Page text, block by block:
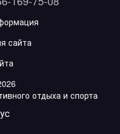
сайта
отдыха и спорта